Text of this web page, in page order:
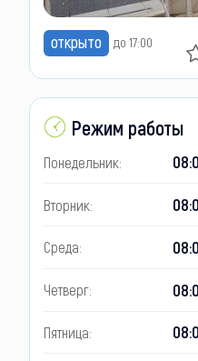
открыто до 17:00
Режим работы
Понедельник:
Вторник:
Среда:
Четверг:
Пятница: